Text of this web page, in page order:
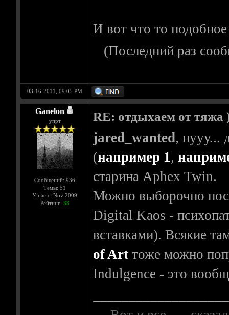
И вот что то
(Последний раз
03-16-2011, 09:05 PM
Ganelon
упрт
Сообщений: 936
Темы: 51
У нас с: Nov 2009
Рейтинг: 38
RE: отдыхаем от тяжа
jared_wanted, нууу...
(например 1,
старина Aphex Twin.
Можно выборочно
Digital Kaos -
вставками). Всякие
of Art тоже можно
Indulgence - это